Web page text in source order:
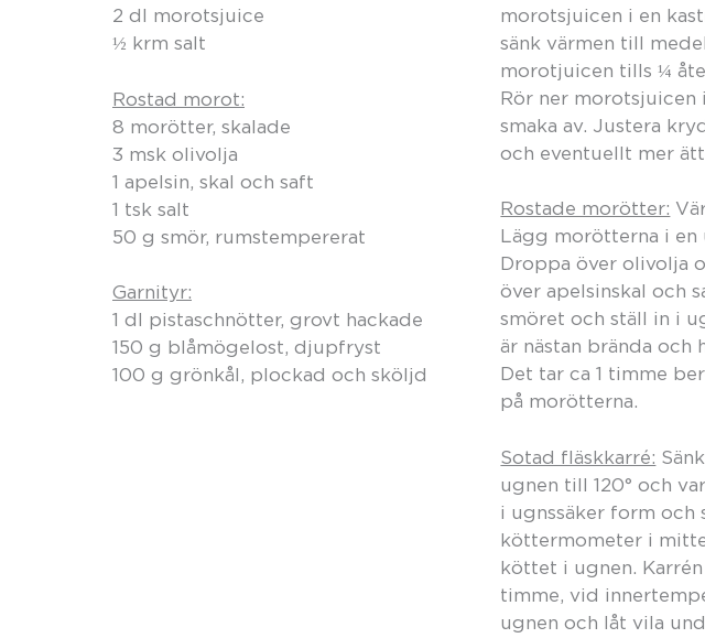
2 dl morotsjuice
½ krm salt
Rostad morot:
8 morötter, skalade
3 msk olivolja
1 apelsin, skal och saft
1 tsk salt
50 g smör, rumstempererat
Garnityr:
1 dl pistaschnötter, grovt hackade
150 g blåmögelost, djupfryst
100 g grönkål, plockad och sköljd
morotsjuicen i en
sänk värmen till
morotjuicen tills ¼
Rör ner morotsjuicen
smaka av. Justera
och eventuellt mer
Rostade morötter:
Lägg morötterna i en
Droppa över olivolja
över apelsinskal och
smöret och ställ in i
är nästan brända och
Det tar ca 1 timme
på morötterna.
Sotad fläskkarré:
ugnen till 120° och
i ugnssäker form
köttermometer i
köttet i ugnen. Karrén
timme, vid
ugnen och låt vila